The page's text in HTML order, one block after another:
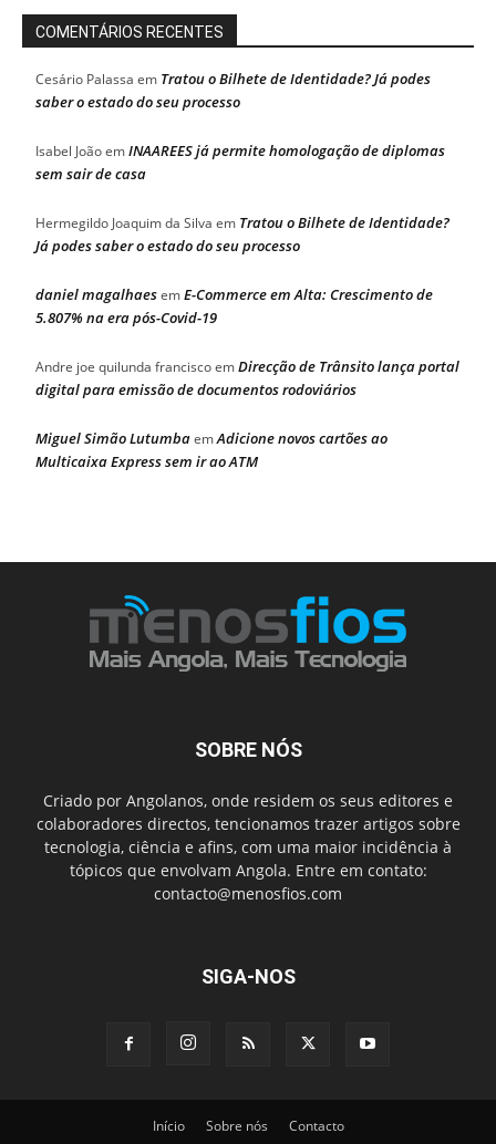
COMENTÁRIOS RECENTES
Cesário Palassa em Tratou o Bilhete de Identidade? Já podes
saber o estado do seu processo
Isabel JoãoemINAAREES já permite homologação de diplomas
sem sair de casa
Hermegildo Joaquim da Silva em Tratou o Bilhete de Identidade?
Já podes saber o estado do seu processo
daniel magalhaesemE-Commerce em Alta: Crescimento de
5.807% na era pós-Covid-19
Andre joe quilunda franciscoemDirecção de Trânsito lança portal
digital para emissão de documentos rodoviários
Miguel Simão LutumbaemAdicione novos cartões ao
Multicaixa Express sem ir ao ATM
SOBRE NÓS
Criado por Angolanos, onde residem os seus editores e
colaboradores directos, tencionamos trazer artigos sobre
tecnologia, ciência e afins, com uma maior incidência à
tópicos que envolvam Angola. Entre em contato:
contacto@menosfios.com
SIGA-NOS
Início Sobre nós Contacto